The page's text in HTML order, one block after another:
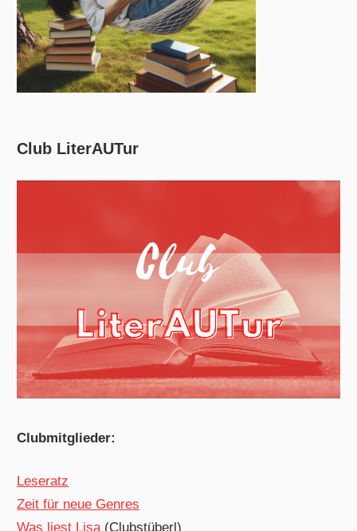
Club LiterAUTur
Clubmitglieder:
Leseratz
Zeit für neue Genres
Was liest Lisa(Clubstüberl)